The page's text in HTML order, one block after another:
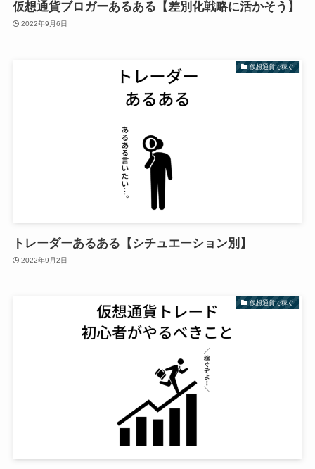
仮想通貨ブロガーあるある【差別化戦略に活かそう】
2022年9月6日
仮想通貨で稼ぐ
トレーダーあるある【シチュエーション別】
2022年9月2日
仮想通貨で稼ぐ